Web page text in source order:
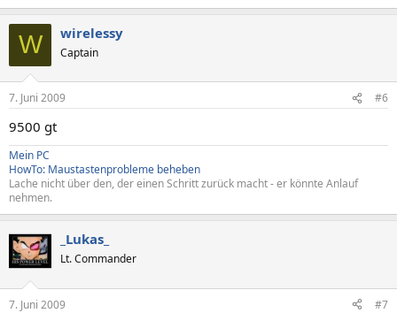
W wirelessy
Captain
7. Juni 2009 #6
9500 gt
Mein PC
HowTo: Maustastenprobleme beheben
Lache nicht über den, der einen Schritt zurück macht - er könnte Anlauf
nehmen.
_Lukas_
Lt. Commander
7. Juni 2009 #7